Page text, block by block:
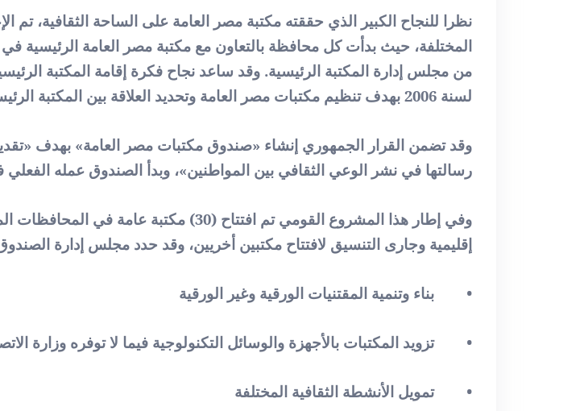
المختلفة، حيث بدأت كل محافظة بالتعاون مع مكتبة مصر العامة الرئيسية في
لسنة 2006 بهدف تنظيم مكتبات مصر العامة وتحديد العلاقة بين المكتبة الرئيسية والمكتبات الإقليمية.
وقد تضمن القرار الجمهوري إنشاء «صندوق مكتبات مصر العامة» بهدف
رسالتها في نشر الوعي الثقافي بين المواطنين»، وبدأ الصندوق عمله الفعلي
وفي إطار هذا المشروع القومي تم افتتاح (30
إقليمية وجارى التنسيق لافتتاح مكتبين أخريين، وقد حدد مجلس إدارة
• بناء وتنمية المقتنيات الورقية وغير الورقية
• تزويد المكتبات بالأجهزة والوسائل التكنولوجية فيما لا توفره وزارة
• تمويل الأنشطة الثقافية المختلفة